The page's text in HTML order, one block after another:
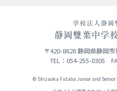
〒420-8628 静岡県静岡
TEL：054-255-0305
© Shizuoka Futaba Junior and Senior